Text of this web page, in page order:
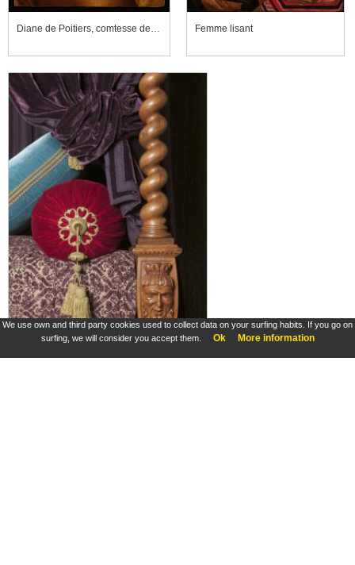
We use own and third party cookies used to collect data on your surfing habits. If you go on
surfing, we will consider you accept them.
Ok More information
Diane de Poitiers, comtesse de Saint-Vallier, duchesse de Valentinois Femme lisant